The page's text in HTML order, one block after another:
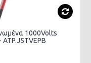
1000Volts